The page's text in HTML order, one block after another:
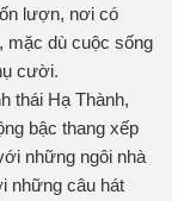
lượn, nơi có
mặc dù cuộc sống
cười.
thái Hạ Thành,
bậc thang xếp
những ngôi nhà
những câu hát